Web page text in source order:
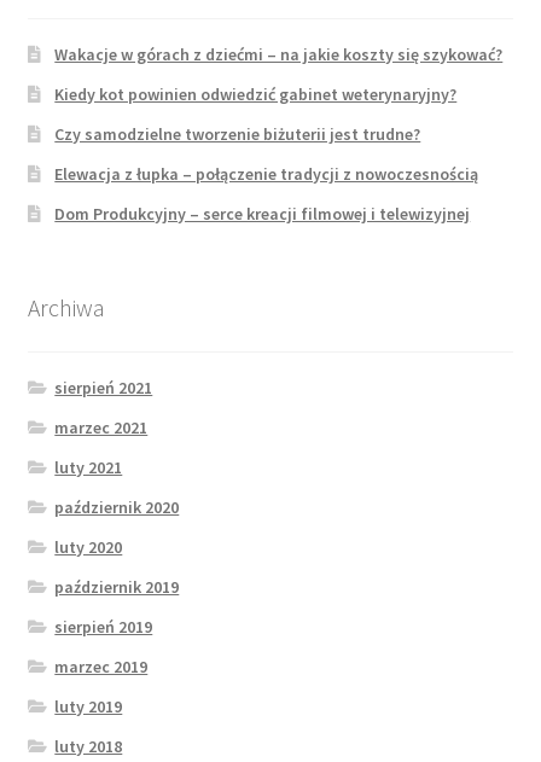
Wakacje w górach z dziećmi – na jakie koszty się szykować?
Kiedy kot powinien odwiedzić gabinet weterynaryjny?
Czy samodzielne tworzenie biżuterii jest trudne?
Elewacja z łupka – połączenie tradycji z nowoczesnością
Dom Produkcyjny – serce kreacji filmowej i telewizyjnej
Archiwa
sierpień 2021
marzec 2021
luty 2021
październik 2020
luty 2020
październik 2019
sierpień 2019
marzec 2019
luty 2019
luty 2018